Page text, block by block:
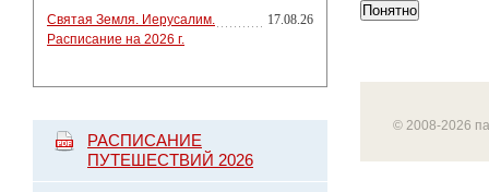
Святая Земля. Иерусалим.
Расписание на 2026 г.
17.08.26
РАСПИСАНИЕ
ПУТЕШЕСТВИЙ 2026
Понятно
© 2008-2026